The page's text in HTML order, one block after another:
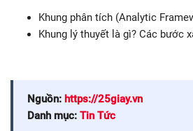
Khung phân tích (Analytic
Khung lý thuyết là gì? Các bước
Nguồn: https://25giay.vn
Danh mục: Tin Tức